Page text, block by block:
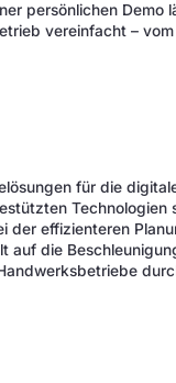
persönlichen Demo
vereinfacht –
für die
Technologien
der effizienteren
auf die